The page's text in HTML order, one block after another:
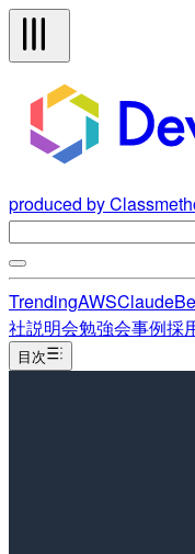
produced by
TrendingAWSClaude
社説明会勉強会事例採
目次